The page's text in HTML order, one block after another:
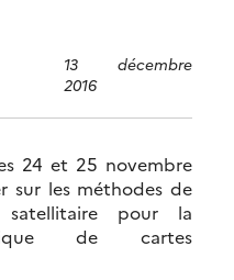
13 décembre
2016
24 et 25 novembre
sur les méthodes de
satellitaire pour la
de cartes